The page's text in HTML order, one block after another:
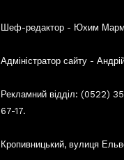
Шеф-редактор - Юхим
Адміністратор сайту -
Рекламний відділ: (0522)
67-17.
Кропивницький, вулиця